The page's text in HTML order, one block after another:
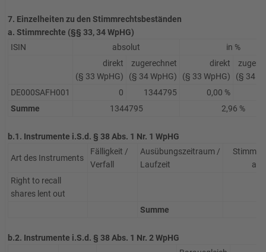
7. Einzelheiten zu den Stimmrechtsbeständen
a. Stimmrechte (§§ 33, 34 WpHG)
ISIN
absolut
in %
direkt
(§ 33 WpHG)
zugerechnet
(§ 34 WpHG)
direkt
(§ 33 WpHG)
(§ 34
DE000SAFH001
0 1344795 0,00 %
Summe
1344795 2,96 %
b.1. Instrumente i.S.d. § 38 Abs. 1 Nr. 1 WpHG
Art des Instruments
Fälligkeit /
Verfall
Ausübungszeitraum /
Laufzeit
Right to recall
shares lent out
Summe
b.2. Instrumente i.S.d. § 38 Abs. 1 Nr. 2 WpHG